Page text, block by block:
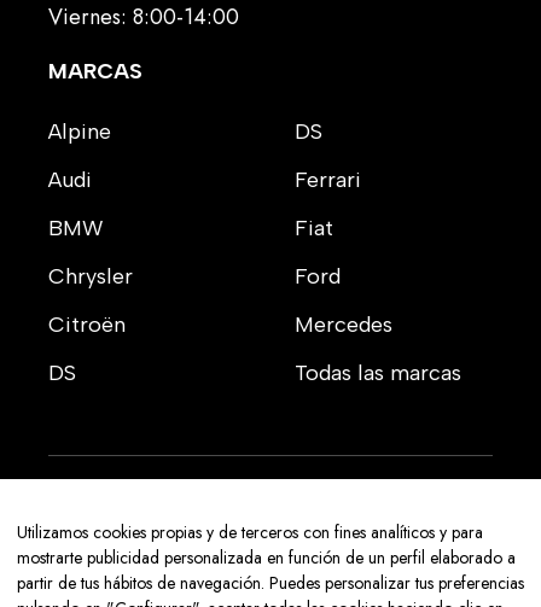
Viernes: 8:00-14:00
MARCAS
Alpine
Audi
BMW
Chrysler
Citroën
DS
DS
Ferrari
Fiat
Ford
Mercedes
Todas las marcas
Aviso legal
Política de privacidad
Política de cookies
Utilizamos cookies propias y de terceros con fines analíticos y para
mostrarte publicidad personalizada en función de un perfil elaborado a
partir de tus hábitos de navegación. Puedes personalizar tus preferencias